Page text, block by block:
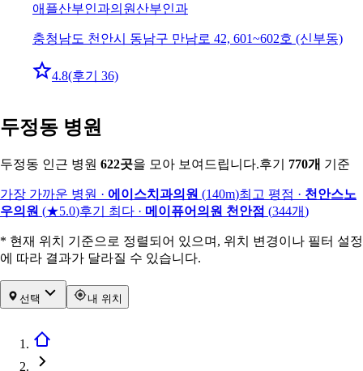
애플산부인과의원산부인과
충청남도 천안시 동남구 만남로 42, 601~602호 (신부동)
4.8(후기 36)
두정동 병원
두정동 인근 병원 622곳을 모아 보여드립니다.후기 770개 기준
가장 가까운 병원 · 에이스치과의원 (140m)최고 평점 · 천안스노
우의원 (★5.0)후기 최다 · 메이퓨어의원 천안점 (344개)
* 현재 위치 기준으로 정렬되어 있으며, 위치 변경이나 필터 설정
에 따라 결과가 달라질 수 있습니다.
선택 내 위치